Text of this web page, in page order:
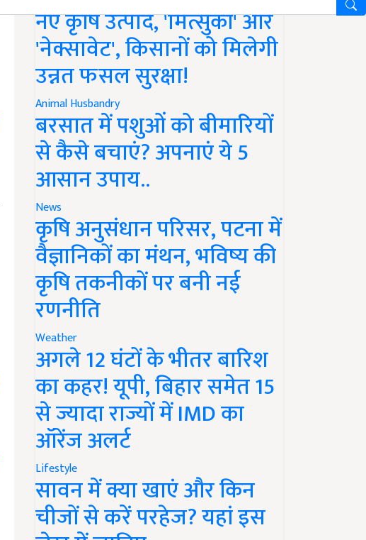
नए कृषि उत्पाद, 'मित्सुकी' और
'नेक्सावेट', किसानों को मिलेगी
उन्नत फसल सुरक्षा!
Animal Husbandry
बरसात में पशुओं को बीमारियों
से कैसे बचाएं? अपनाएं ये 5
आसान उपाय..
News
कृषि अनुसंधान परिसर, पटना में
वैज्ञानिकों का मंथन, भविष्य की
कृषि तकनीकों पर बनी नई
रणनीति
Weather
अगले 12 घंटों के भीतर बारिश
का कहर! यूपी, बिहार समेत 15
से ज्यादा राज्यों में IMD का
ऑरेंज अलर्ट
Lifestyle
सावन में क्या खाएं और किन
चीजों से करें परहेज? यहां इस